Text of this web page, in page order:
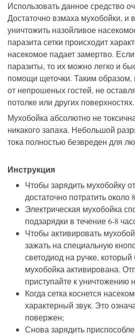
Использовать данное средство
Достаточно взмаха мухобойки, и
уничтожить назойливое
паразита сетки происходит
насекомое падает замертво.
паразиты, то их можно легко и
помощи щеточки. Таким образом,
от непрошеных гостей, не
потолке или других поверхностях.
Мухобойка абсолютно не
никакого запаха. Небольшой
тока полностью безвреден для
Инструкция
Чтобы зарядить мухобойку
достаточно потратить около
Электрическая мухобойка
подзарядки в течение 6-8
Чтобы активировать
зажать на специальную
светодиод на ручке, который
мухобойка активирована.
приступайте к уничтожению
Когда сетка коснется
характерный звук. Это
повержен;
Снова зарядить